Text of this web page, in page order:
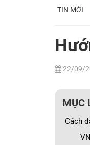
TIN MỚI
22/09/
MỤC
Cách